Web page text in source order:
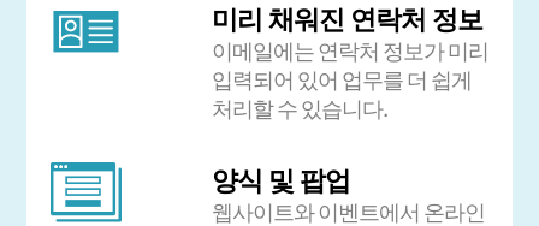
미리 채워진 연락처 정보
이메일에는 연락처 정보가 미리
입력되어 있어 업무를 더 쉽게
처리할 수 있습니다.
양식 및 팝업
웹사이트와 이벤트에서 온라인